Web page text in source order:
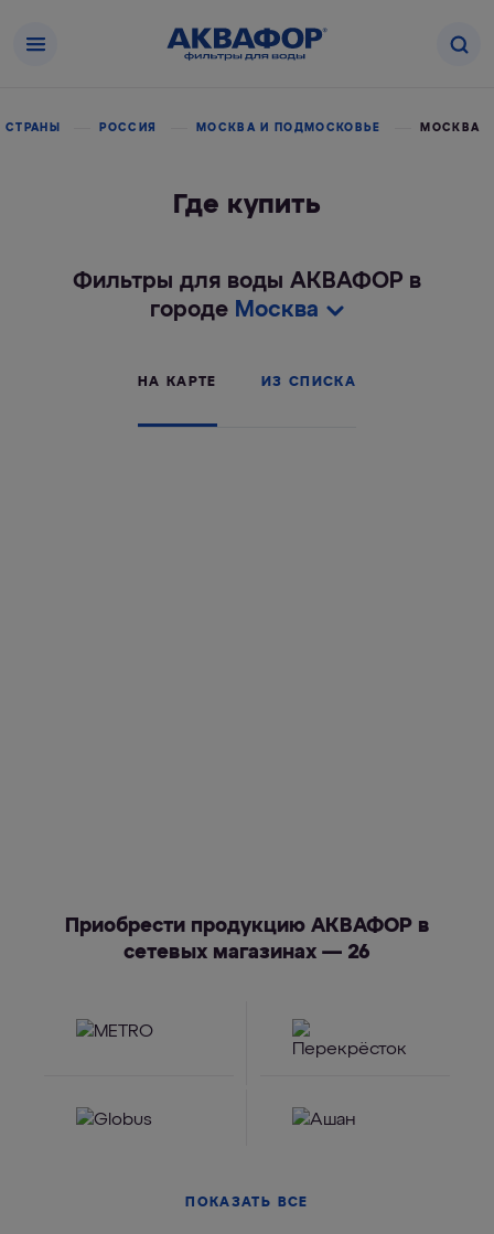
РОССИЯ МОСКВА И ПОДМОСКОВЬЕ МОСКВА
Где купить
Фильтры для воды АКВАФОР в
городе Москва
НА КАРТЕ ИЗ СПИСКА
Приобрести продукцию АКВАФОР в
сетевых магазинах — 26
ПОКАЗАТЬ ВСЕ